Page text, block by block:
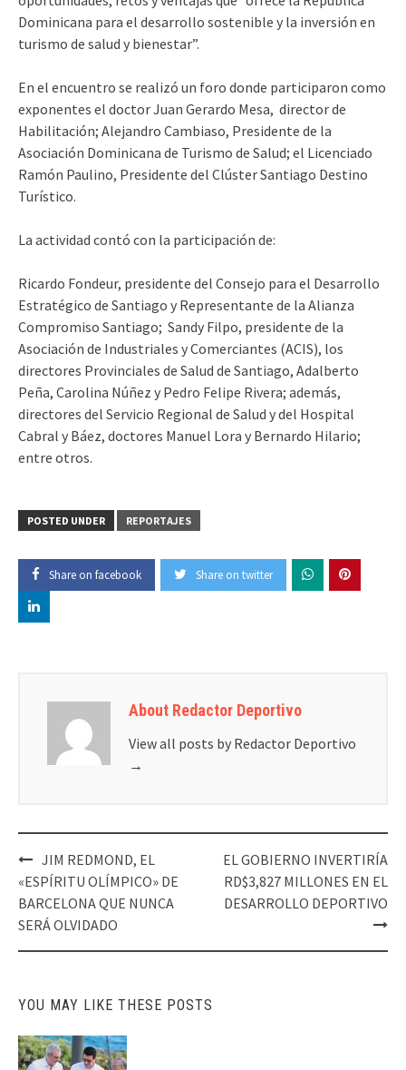
Dominicana para el desarrollo sostenible y la inversión en
turismo de salud y bienestar”.
En el encuentro se realizó un foro donde participaron como
exponentes el doctor Juan Gerardo Mesa, director de
Habilitación; Alejandro Cambiaso, Presidente de la
Asociación Dominicana de Turismo de Salud; el Licenciado
Ramón Paulino, Presidente del Clúster Santiago Destino
Turístico.
La actividad contó con la participación de:
Ricardo Fondeur, presidente del Consejo para el Desarrollo
Estratégico de Santiago y Representante de la Alianza
Compromiso Santiago; Sandy Filpo, presidente de la
Asociación de Industriales y Comerciantes (ACIS), los
directores Provinciales de Salud de Santiago, Adalberto
Peña, Carolina Núñez y Pedro Felipe Rivera; además,
directores del Servicio Regional de Salud y del Hospital
Cabral y Báez, doctores Manuel Lora y Bernardo Hilario;
entre otros.
POSTED UNDER REPORTAJES
Share on facebook Share on twitter
About Redactor Deportivo
View all posts by Redactor Deportivo
→
Post
navigation
JIM REDMOND, EL
«ESPÍRITU OLÍMPICO» DE
BARCELONA QUE NUNCA
SERÁ OLVIDADO
EL GOBIERNO INVERTIRÍA
RD$3,827 MILLONES EN EL
DESARROLLO DEPORTIVO
YOU MAY LIKE THESE POSTS